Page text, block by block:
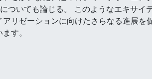
ついても論じる。 このようなエキサイ
リゼーションに向けたさらなる進展を
す。